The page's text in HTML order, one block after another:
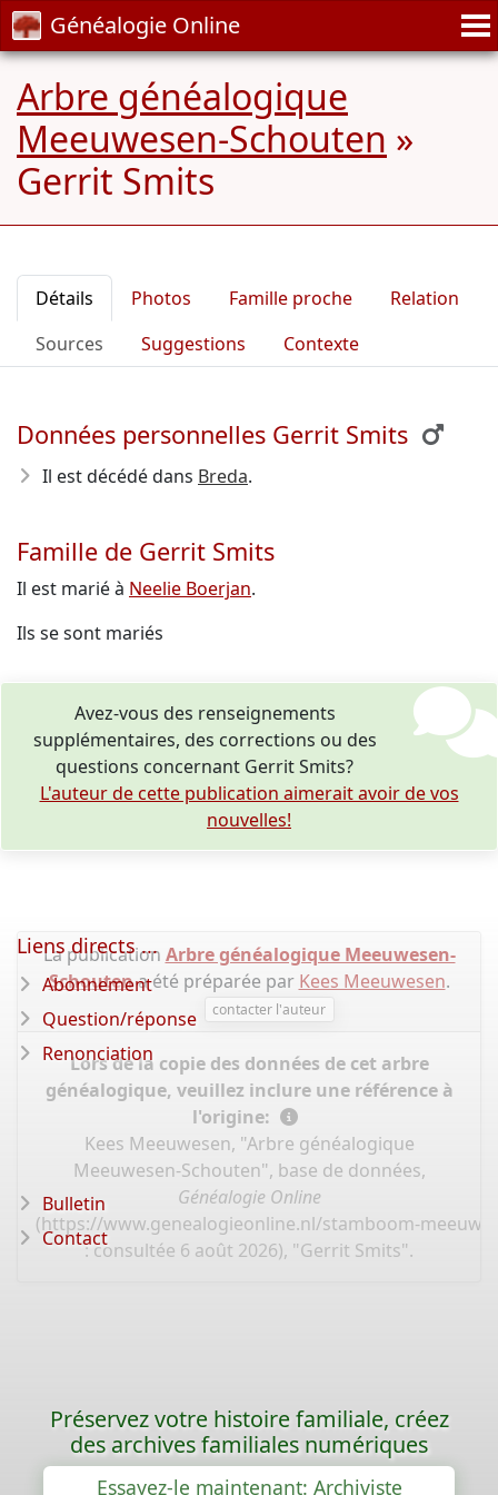
Généalogie Online
Arbre généalogique
Meeuwesen-Schouten »
Gerrit Smits
Détails Photos Famille proche
Relation
Sources
Suggestions Contexte
Données personnelles Gerrit Smits
Il est décédé dans Breda.
Famille de Gerrit Smits
Il est marié à Neelie Boerjan.
Ils se sont mariés
Avez-vous des renseignements
supplémentaires, des corrections ou des
questions concernant Gerrit Smits?
L'auteur de cette publication aimerait avoir de vos
nouvelles!
La publication Arbre généalogique Meeuwesen-
Schoutena été préparée par Kees Meeuwesen.
contacter l'auteur
Lors de la copie des données de cet arbre
généalogique, veuillez inclure une référence à
l'origine:
Kees Meeuwesen, "Arbre généalogique
Meeuwesen-Schouten", base de données,
Généalogie Online
(https://www.genealogieonline.nl/stamboom-
: consultée 6 août 2026), "Gerrit Smits".
Liens directs ...
Abonnement
Question/réponse
Renonciation
Bulletin
Contact
Préservez votre histoire familiale, créez
des archives familiales numériques
Essayez-le maintenant: Archiviste